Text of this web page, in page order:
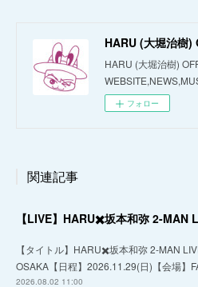
HARU (大堀治樹
HARU (大堀治樹)
フォロー
関連記事
【タイトル】HARU✖️坂本和弥 2-MAN
OSAKA【日程】2026.11.29(日)【会場】
2026.08.02 11:00